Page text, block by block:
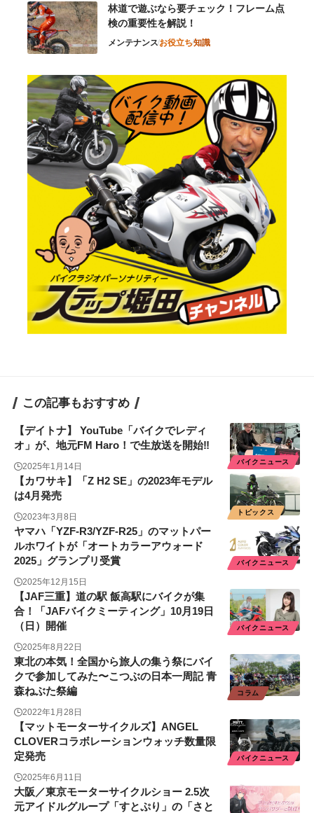
林道で遊ぶなら要チェック！フレーム点
検の重要性を解説！
メンテナンスお役立ち知識
この記事もおすすめ
バイクニュース
【デイトナ】 YouTube「バイクでレディ
オ」が、地元FM Haro！で生放送を開始‼
2025年1月14日
トピックス
【カワサキ】「Z H2 SE」の2023年モデル
は4月発売
2023年3月8日
バイクニュース
ヤマハ「YZF-R3/YZF-R25」のマットパー
ルホワイトが「オートカラーアウォード
2025」グランプリ受賞
2025年12月15日
バイクニュース
【JAF三重】道の駅 飯高駅にバイクが集
合！「JAFバイクミーティング」10月19日
（日）開催
2025年8月22日
コラム
東北の本気！全国から旅人の集う祭にバイ
クで参加してみた〜こつぶの日本一周記 青
森ねぶた祭編
2022年1月28日
バイクニュース
【マットモーターサイクルズ】ANGEL
CLOVERコラボレーションウォッチ数量限
定発売
2025年6月11日
大阪／東京モーターサイクルショー 2.5次
元アイドルグループ「すとぷり」の「さと